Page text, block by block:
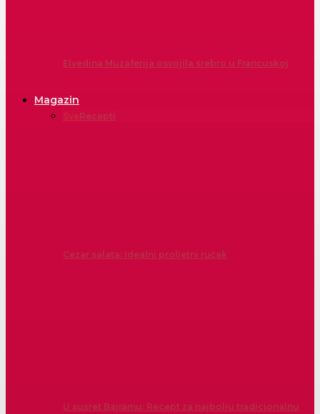
Elvedina Muzaferija osvojila srebro u Francuskoj
Magazin
SveRecepti
Cezar salata: Idealni proljetni ručak
U susret Bajramu: Recept za najbolju tradicionalnu